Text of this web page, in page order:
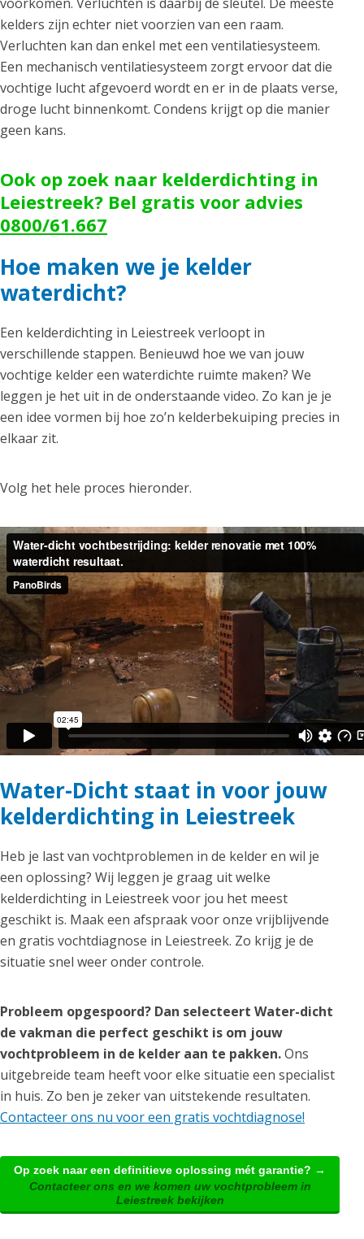
kelders zijn echter niet voorzien van een raam.
Verluchten kan dan enkel met een ventilatiesysteem.
Een mechanisch ventilatiesysteem zorgt ervoor dat die
vochtige lucht afgevoerd wordt en er in de plaats verse,
droge lucht binnenkomt. Condens krijgt op die manier
geen kans.
Ook op zoek naar kelderdichting in
Leiestreek? Bel gratis voor advies
0800/61.667
Hoe maken we je kelder
waterdicht?
Een kelderdichting in Leiestreek verloopt in
verschillende stappen. Benieuwd hoe we van jouw
vochtige kelder een waterdichte ruimte maken? We
leggen je het uit in de onderstaande video. Zo kan je je
een idee vormen bij hoe zo’n kelderbekuiping precies in
elkaar zit.
Volg het hele proces hieronder.
Water-Dicht staat in voor jouw
kelderdichting in Leiestreek
Heb je last van vochtproblemen in de kelder en wil je
een oplossing? Wij leggen je graag uit welke
kelderdichting in Leiestreek voor jou het meest
geschikt is. Maak een afspraak voor onze vrijblijvende
en gratis vochtdiagnose in Leiestreek. Zo krijg je de
situatie snel weer onder controle.
Probleem opgespoord? Dan selecteert Water-dicht
de vakman die perfect geschikt is om jouw
vochtprobleem in de kelder aan te pakken.Ons
uitgebreide team heeft voor elke situatie een specialist
in huis. Zo ben je zeker van uitstekende resultaten.
Contacteer ons nu voor een gratis vochtdiagnose!
Op zoek naar een definitieve oplossing mét garantie? →
Contacteer ons en we komen uw vochtprobleem in
Leiestreek bekijken